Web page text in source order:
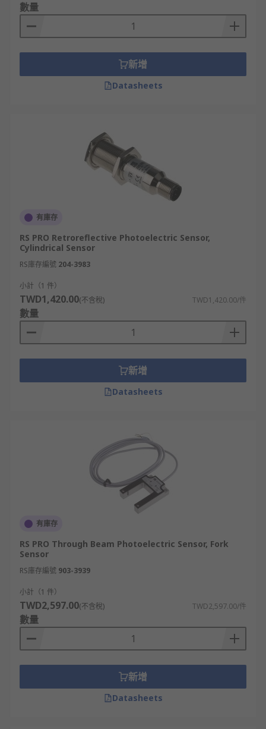
選購各款精選光電感測器
都能為您提供品質可靠、價格實惠的機型，包括
SICK、Banner等知名廠商的產品。
數量
新增
Datasheets
有庫存
RS PRO Retroreflective Photoelectric Sensor,
Cylindrical Sensor
RS庫存編號 204-3983
小計（1 件）
TWD1,420.00(不含稅) TWD1,420.00/件
數量
新增
Datasheets
有庫存
RS PRO Through Beam Photoelectric Sensor, Fork
Sensor
RS庫存編號 903-3939
小計（1 件）
TWD2,597.00(不含稅) TWD2,597.00/件
數量
新增
Datasheets